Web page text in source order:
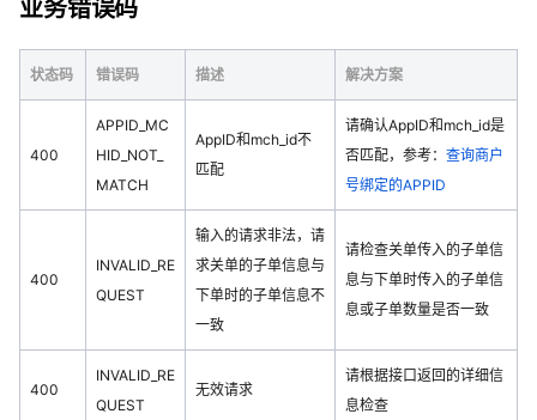
业务错误码
状态码 错误码 描述 解决方案
400
APPID_MC
HID_NOT_
MATCH
AppID和mch_id不
匹配
请确认AppID和mch_id是
否匹配，参考： 查询商户
号绑定的APPID
400
INVALID_RE
QUEST
输入的请求非法，请
求关单的子单信息与
下单时的子单信息不
一致
请检查关单传入的子单信
息与下单时传入的子单信
息或子单数量是否一致
400
INVALID_RE
QUEST
无效请求
请根据接口返回的详细信
息检查